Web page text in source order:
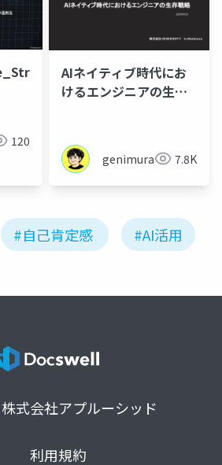
120
AIネイティブ時代にお
けるエンジニアの生存
genimura 7.8K
#自己肯定感 #AI活用
式会社アプルーシッド
利用規約